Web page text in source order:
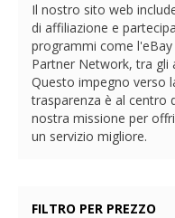
Il nostro sito web
di affiliazione e
programmi come l'eBay
Partner Network, tra gli
Questo impegno verso
trasparenza è al centro
nostra missione per
un servizio migliore.
FILTRO PER PREZZO